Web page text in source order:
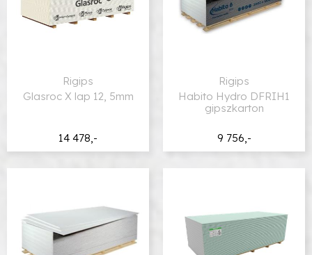
14 478,-
Rigips
Glasroc X lap 12, 5mm
9 756,-
Rigips
Habito Hydro DFRIH1
gipszkarton